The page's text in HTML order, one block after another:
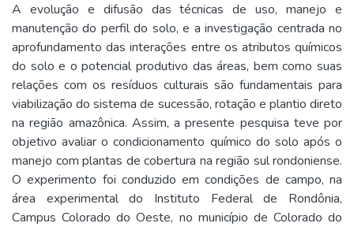
A evolução e difusão das técnicas de uso, manejo e
manutenção do perfil do solo, e a investigação centrada no
aprofundamento das interações entre os atributos químicos
do solo e o potencial produtivo das áreas, bem como suas
relações com os resíduos culturais são fundamentais para
viabilização do sistema de sucessão, rotação e plantio direto
na região amazônica. Assim, a presente pesquisa teve por
objetivo avaliar o condicionamento químico do solo após o
manejo com plantas de cobertura na região sul rondoniense.
O experimento foi conduzido em condições de campo, na
área experimental do Instituto Federal de Rondônia,
Campus Colorado do Oeste, no município de Colorado do